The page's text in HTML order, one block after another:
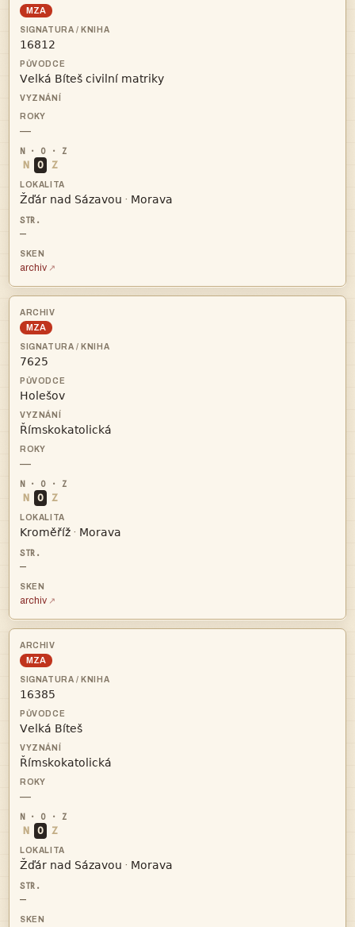
MZA


—
N O Z
 · 
—
archiv
MZA



—
N O Z
 · 
—
archiv
MZA



—
N O Z
 · 
—